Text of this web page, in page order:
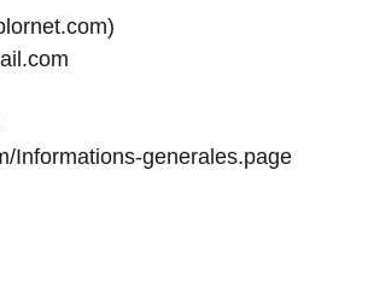
www.lefaivrelions.com/Informations-generales.page